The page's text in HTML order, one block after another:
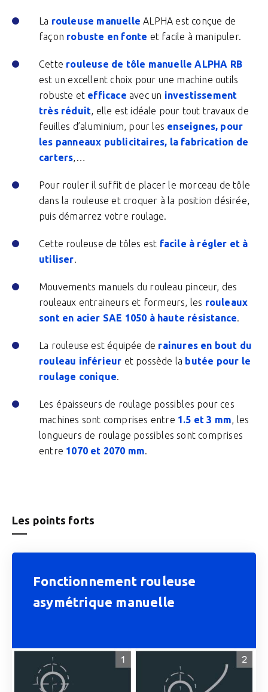
La rouleuse manuelle ALPHA est conçue de
façon robuste en fonte et facile à manipuler.
Cette rouleuse de tôle manuelle ALPHA RB
est un excellent choix pour une machine outils
robuste et efficace avec un investissement
très réduit, elle est idéale pour tout travaux de
feuilles d’aluminium, pour les enseignes, pour
les panneaux publicitaires, la fabrication de
carters,…
Pour rouler il suffit de placer le morceau de tôle
dans la rouleuse et croquer à la position désirée,
puis démarrez votre roulage.
Cette rouleuse de tôles est facile à régler et à
utiliser.
Mouvements manuels du rouleau pinceur, des
rouleaux entraineurs et formeurs, les rouleaux
sont en acier SAE 1050 à haute résistance.
La rouleuse est équipée de rainures en bout du
rouleau inférieur et possède la butée pour le
roulage conique.
Les épaisseurs de roulage possibles pour ces
machines sont comprises entre 1.5 et 3 mm, les
longueurs de roulage possibles sont comprises
entre 1070 et 2070 mm.
Les points forts
Fonctionnement rouleuse
asymétrique manuelle